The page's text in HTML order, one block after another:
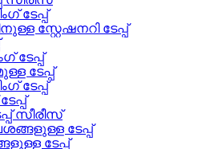
ടേപ്പ്
സ്റ്റേഷനറി ടേപ്പ്
ടേപ്പ്
ടേപ്പ്
ടേപ്പ്
സീരീസ്
ടേപ്പ്
ടേപ്പ്